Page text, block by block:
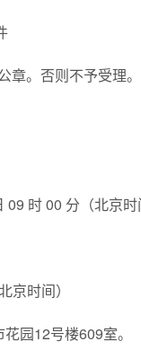
。否则不予受理。
时 00 分（北京时
时间）
园12号楼609室。